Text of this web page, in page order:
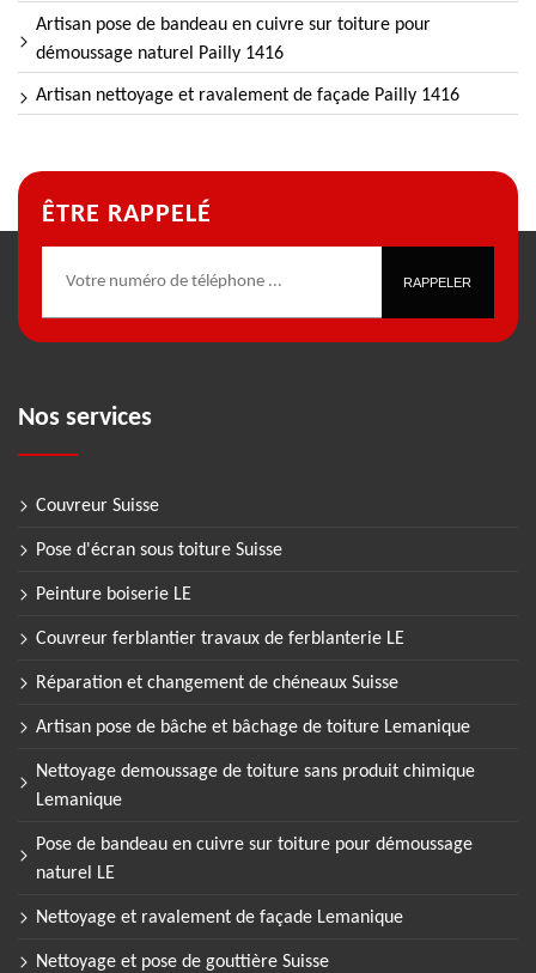
Artisan pose de bandeau en cuivre sur toiture pour
démoussage naturel Pailly 1416
Artisan nettoyage et ravalement de façade Pailly 1416
ÊTRE RAPPELÉ
Nos services
Couvreur Suisse
Pose d'écran sous toiture Suisse
Peinture boiserie LE
Couvreur ferblantier travaux de ferblanterie LE
Réparation et changement de chéneaux Suisse
Artisan pose de bâche et bâchage de toiture Lemanique
Nettoyage demoussage de toiture sans produit chimique
Lemanique
Pose de bandeau en cuivre sur toiture pour démoussage
naturel LE
Nettoyage et ravalement de façade Lemanique
Nettoyage et pose de gouttière Suisse